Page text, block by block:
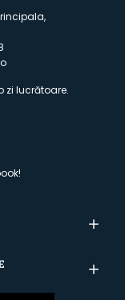
zi lucrătoare.